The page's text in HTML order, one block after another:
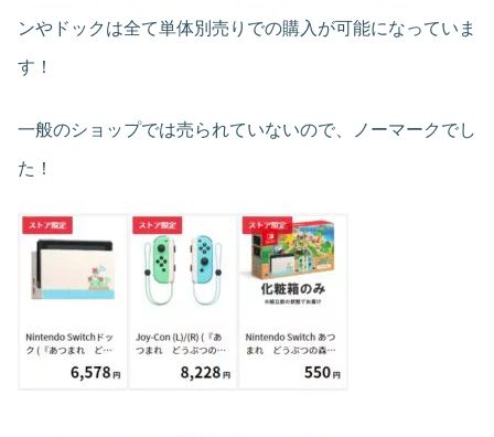
ンやドックは全て単体別売りでの購入が可能になっていま
す！
一般のショップでは売られていないので、ノーマークでし
た！